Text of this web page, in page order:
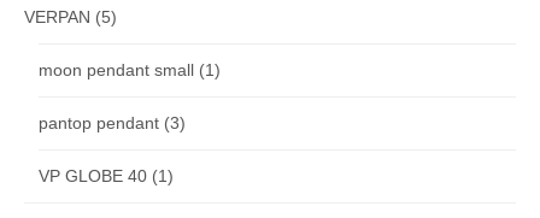
VERPAN (5)
moon pendant small (1)
pantop pendant (3)
VP GLOBE 40 (1)